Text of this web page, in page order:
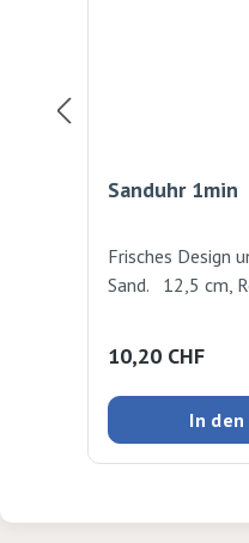
Sanduhr 1min
Frisches Design
Sand. 12,5 cm,
Regulärer Preis:
10,20 CHF
In